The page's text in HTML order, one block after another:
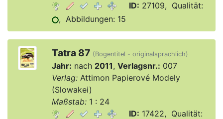
ID: 27109, Qualität:
, Abbildungen: 15
Tatra 87 (Bogentitel - originalsprachlich)
Jahr: nach 2011, Verlagsnr.: 007
Verlag:Attimon Papierové Modely
(Slowakei)
Maßstab:1 : 24
ID: 17422, Qualität: